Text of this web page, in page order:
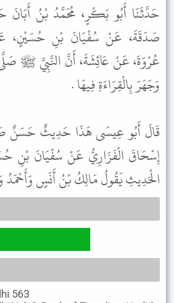
حَدَّثَنَا أَبُو بَكْرٍ، مُحَمَّدُ بْنُ أَبَانَ
صَدَقَةَ، عَنْ سُفْيَانَ بْنِ حُسَيْنٍ،
عُرْوَةَ، عَنْ عَائِشَةَ، أَنَّ النَّبِيَّ ﷺ
وَجَهَرَ بِالْقِرَاءَةِ فِيهَا .
قَالَ أَبُو عِيسَى هَذَا حَدِيثٌ حَسَنٌ
إِسْحَاقَ الْفَزَارِيُّ عَنْ سُفْيَانَ بْنِ
الْحَدِيثِ يَقُولُ مَالِكُ بْنُ أَنَسٍ
563